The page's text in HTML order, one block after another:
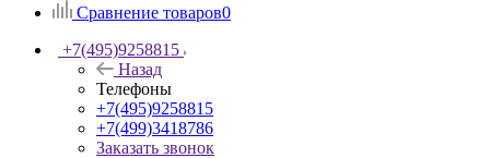
Сравнение товаров0
+7(495)9258815
Назад
Телефоны
+7(495)9258815
+7(499)3418786
Заказать звонок